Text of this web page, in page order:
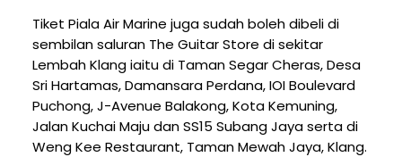
Tiket Piala Air Marine juga sudah boleh dibeli di
sembilan saluran The Guitar Store di sekitar
Lembah Klang iaitu di Taman Segar Cheras, Desa
Sri Hartamas, Damansara Perdana, IOI Boulevard
Puchong, J-Avenue Balakong, Kota Kemuning,
Jalan Kuchai Maju dan SS15 Subang Jaya serta di
Weng Kee Restaurant, Taman Mewah Jaya, Klang.